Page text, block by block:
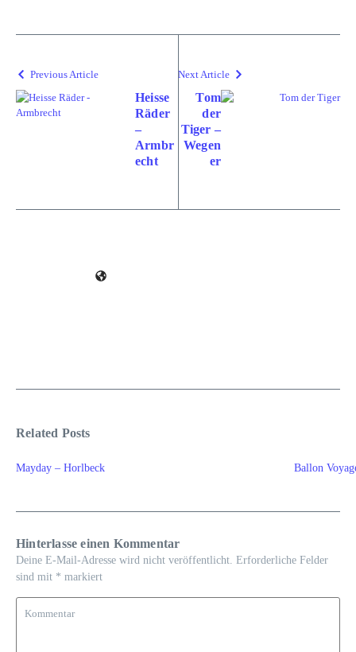
Previous Article
Heisse
Räder
–
Armbr
echt
Next Article
Tom
der
Tiger –
Wegen
er
Related Posts
Mayday – Horlbeck Ballon
Hinterlasse einen Kommentar
Deine E-Mail-Adresse wird nicht veröffentlicht. Erforderliche Felder
sind mit * markiert